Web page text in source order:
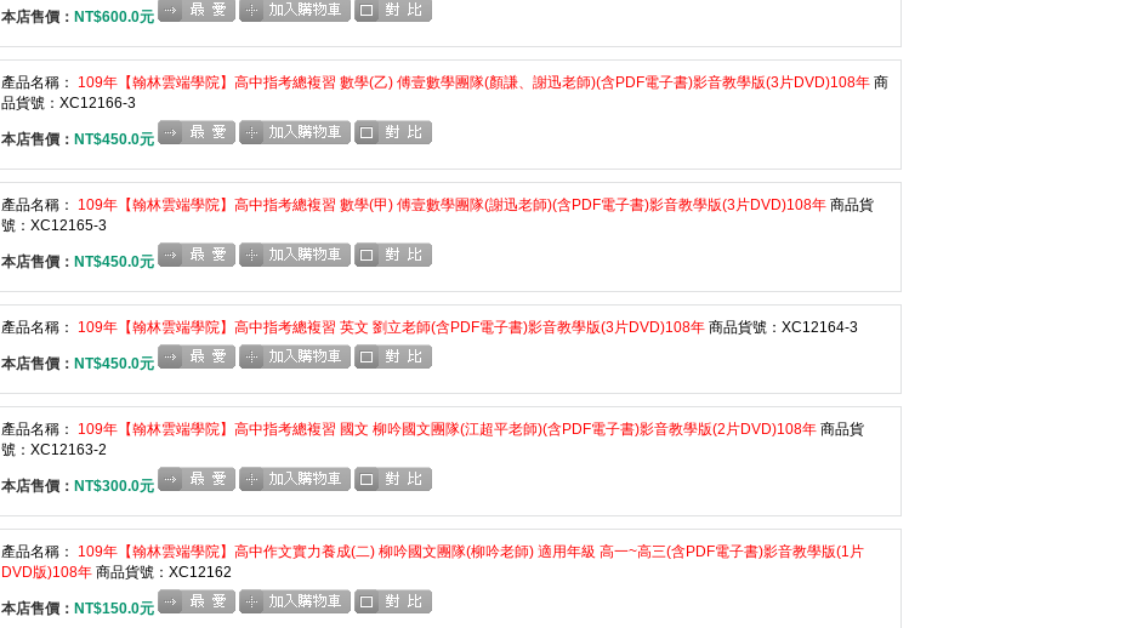
本店售價： NT$600.0元
產品名稱： 109年【翰林雲端學院】高中指考總複習 數學(乙) 傅壹數學團隊(顏謙、謝迅老師)(含PDF電子書)影音教學版(3片DVD)108年 商
品貨號：XC12166-3
本店售價： NT$450.0元
產品名稱： 109年【翰林雲端學院】高中指考總複習 數學(甲) 傅壹數學團隊(謝迅老師)(含PDF電子書)影音教學版(3片DVD)108年 商品貨
號：XC12165-3
本店售價： NT$450.0元
產品名稱： 109年【翰林雲端學院】高中指考總複習 英文 劉立老師(含PDF電子書)影音教學版(3片DVD)108年 商品貨號：XC12164-3
本店售價： NT$450.0元
產品名稱： 109年【翰林雲端學院】高中指考總複習 國文 柳吟國文團隊(江超平老師)(含PDF電子書)影音教學版(2片DVD)108年 商品貨
號：XC12163-2
本店售價： NT$300.0元
產品名稱：
109年【翰林雲端學院】高中作文實力養成(二) 柳吟國文團隊(柳吟老師) 適用年級 高一~高三(含PDF電子書)影音教學版(1片
DVD版)108年 商品貨號：XC12162
本店售價： NT$150.0元